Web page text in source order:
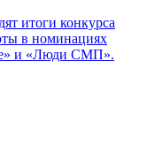
итоги конкурса
в номинациях
и «Люди СМП».